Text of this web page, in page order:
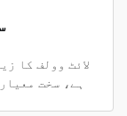
لائٹ وولف کا
ہے، سخت